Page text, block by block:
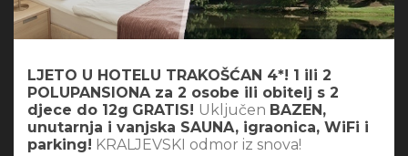
LJETO U HOTELU TRAKOŠĆAN 4*! 1 ili 2
POLUPANSIONA za 2 osobe ili obitelj s 2
djece do 12g GRATIS! Uključen BAZEN,
unutarnja i vanjska SAUNA, igraonica, WiFi i
parking! KRALJEVSKI odmor iz snova!